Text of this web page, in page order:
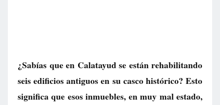
¿Sabías que en Calatayud se están rehabilitando
seis edificios antiguos en su casco histórico? Esto
significa que esos inmuebles, en muy mal estado,